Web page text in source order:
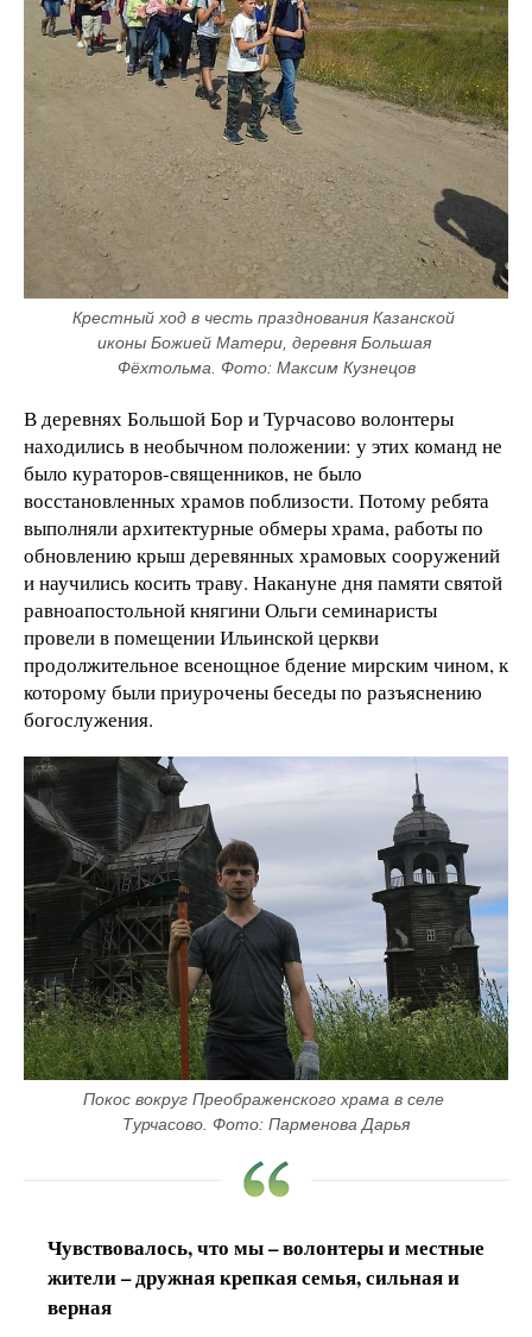
Крестный ход в честь празднования Казанской
иконы Божией Матери, деревня Большая
Фёхтольма. Фото: Максим Кузнецов
В деревнях Большой Бор и Турчасово волонтеры
находились в необычном положении: у этих команд не
было кураторов-священников, не было
восстановленных храмов поблизости. Потому ребята
выполняли архитектурные обмеры храма, работы по
обновлению крыш деревянных храмовых сооружений
и научились косить траву. Накануне дня памяти святой
равноапостольной княгини Ольги семинаристы
провели в помещении Ильинской церкви
продолжительное всенощное бдение мирским чином, к
которому были приурочены беседы по разъяснению
богослужения.
Покос вокруг Преображенского храма в селе
Турчасово. Фото: Парменова Дарья
Чувствовалось, что мы – волонтеры и местные
жители – дружная крепкая семья, сильная и
верная